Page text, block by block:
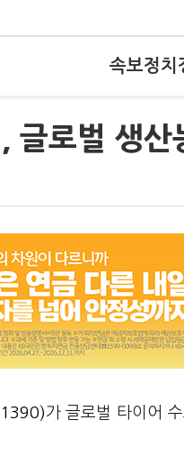
속보정치
글로벌 생
가 글로벌 타이어